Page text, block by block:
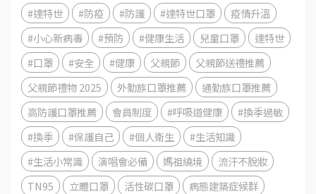
#達特世
#防疫 #防護 #達特世口罩
疫情升溫
#小心新病毒
#預防 #健康生活 兒童口罩
達特世
#口罩
#安全 #健康 父親節
父親節送禮推薦
父親節禮物 2025
外勤族口罩推薦
通勤族口罩推薦
高防護口罩推薦
會員制度 #呼吸道健康
#換季過敏
#換季
#保護自己 #個人衛生
#生活知識
#生活小常識
演唱會必備 媽祖繞境
流汗不脫妝
TN95
立體口罩 活性碳口罩
病態建築症候群